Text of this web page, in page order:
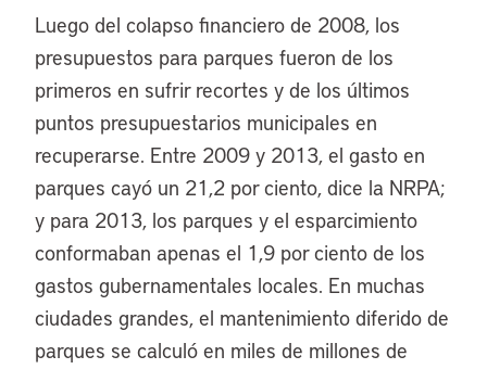
Luego del colapso financiero de 2008, los
presupuestos para parques fueron de los
primeros en sufrir recortes y de los últimos
puntos presupuestarios municipales en
recuperarse. Entre 2009 y 2013, el gasto en
parques cayó un 21,2 por ciento, dice la NRPA;
y para 2013, los parques y el esparcimiento
conformaban apenas el 1,9 por ciento de los
gastos gubernamentales locales. En muchas
ciudades grandes, el mantenimiento diferido de
parques se calculó en miles de millones de